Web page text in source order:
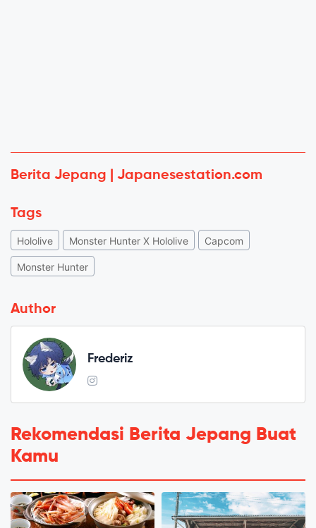
Berita Jepang | Japanesestation.com
Tags
Hololive Monster Hunter X Hololive Capcom
Monster Hunter
Author
Frederiz
Rekomendasi Berita Jepang Buat
Kamu